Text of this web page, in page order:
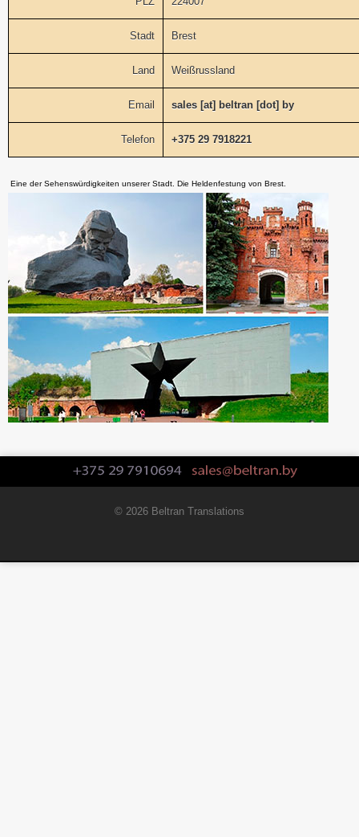
Stadt Brest
Land Weißrussland
Email sales [at] beltran [dot] by
Telefon +375 29 7918221
Eine der Sehenswürdigkeiten unserer Stadt. Die Heldenfestung von Brest.
© 2026 Beltran Translations